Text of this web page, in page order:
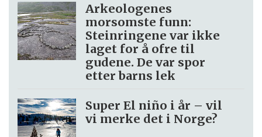
Arkeologenes
morsomste funn:
Steinringene var ikke
laget for å ofre til
gudene. De var spor
etter barns lek
Super El niño i år – vil
vi merke det i Norge?